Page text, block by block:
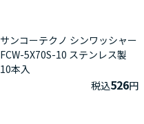
サンコーテクノ シンワッシャー
FCW-5X70S-10 ステンレス製
10本入
税込526円